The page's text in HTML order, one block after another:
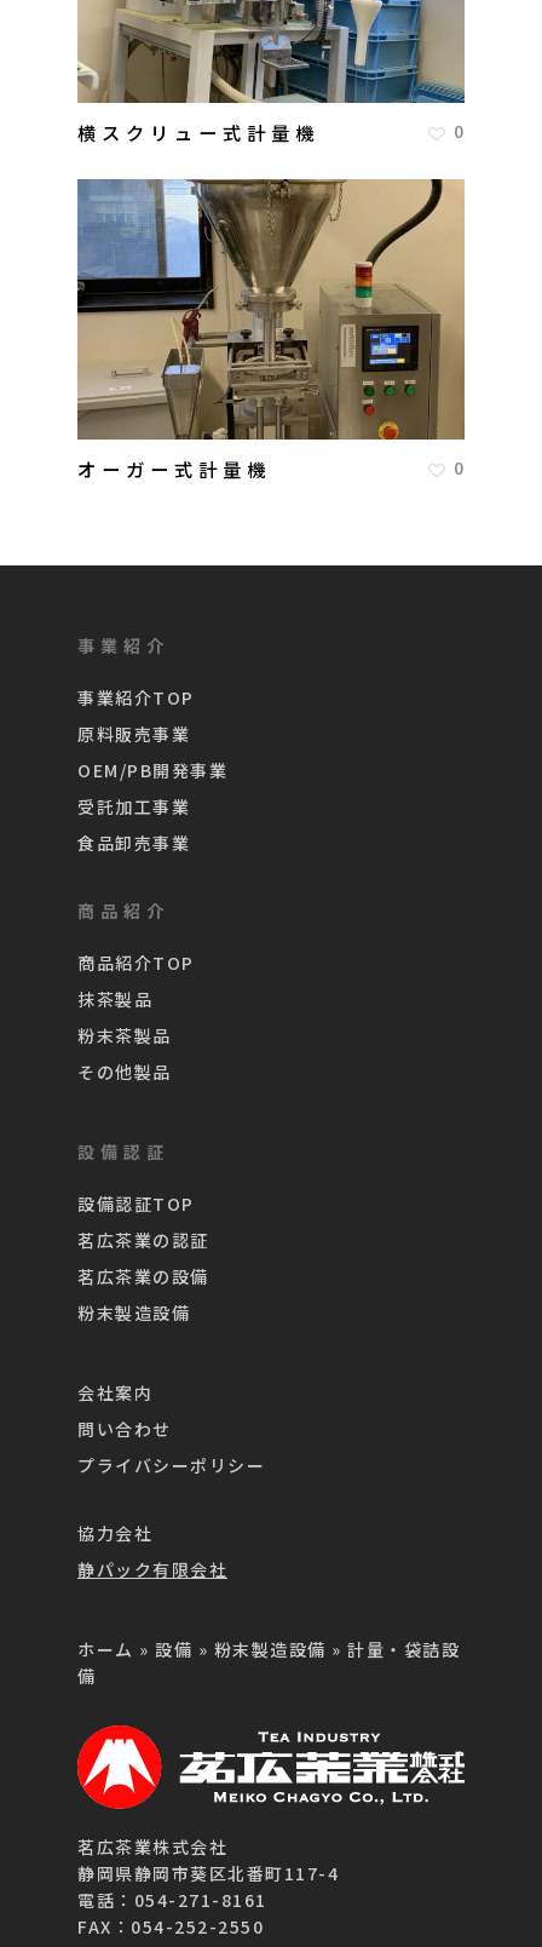
横スクリュー式計量機 0
オーガー式計量機 0
事業紹介
事業紹介TOP
原料販売事業
OEM/PB開発事業
受託加工事業
食品卸売事業
商品紹介
商品紹介TOP
抹茶製品
粉末茶製品
その他製品
設備認証
設備認証TOP
茗広茶業の認証
茗広茶業の設備
粉末製造設備
会社案内
問い合わせ
プライバシーポリシー
協力会社
静パック有限会社
ホーム » 設備 » 粉末製造設備 » 計量・袋詰設
備
茗広茶業株式会社
静岡県静岡市葵区北番町117-4
電話：054-271-8161
FAX：054-252-2550